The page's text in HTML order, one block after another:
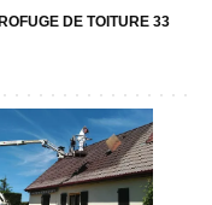
DE TOITURE 33